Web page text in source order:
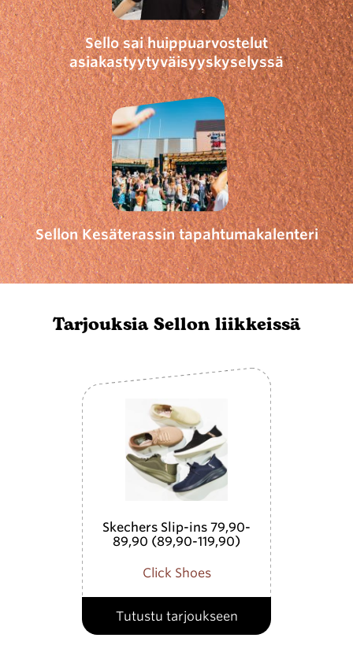
Sello sai huippuarvostelut
asiakastyytyväisyyskyselyssä
Sellon Kesäterassin tapahtumakalenteri
Tarjouksia Sellon liikkeissä
Skechers Slip-ins 79,90-
89,90 (89,90-119,90)
Click Shoes
Tutustu tarjoukseen